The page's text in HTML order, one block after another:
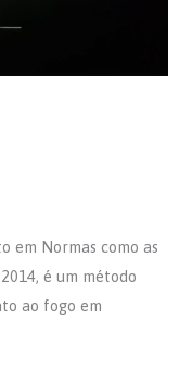
em Normas como as
é um método
ao fogo em